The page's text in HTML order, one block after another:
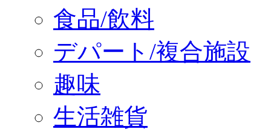
食品/飲料
デパート/複合施設
趣味
生活雑貨